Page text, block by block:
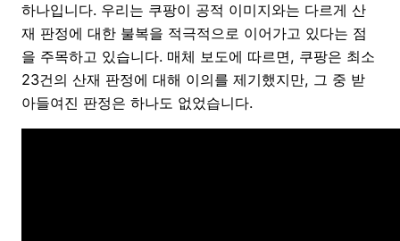
하나입니다. 우리는 쿠팡이 공적 이미지와는 다르게 산
재 판정에 대한 불복을 적극적으로 이어가고 있다는 점
을 주목하고 있습니다. 매체 보도에 따르면, 쿠팡은 최소
23건의 산재 판정에 대해 이의를 제기했지만, 그 중 받
아들여진 판정은 하나도 없었습니다.